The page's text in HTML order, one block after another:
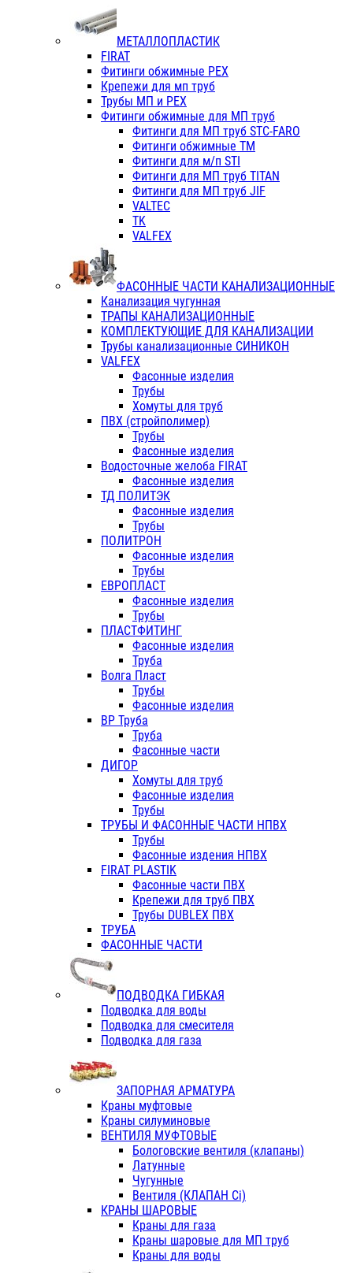
МЕТАЛЛОПЛАСТИК
FIRAT
Фитинги обжимные PEX
Крепежи для мп труб
Трубы МП и PEX
Фитинги обжимные для МП труб
Фитинги для МП труб STC-FARO
Фитинги обжимные ТМ
Фитинги для м/п STI
Фитинги для МП труб TITAN
Фитинги для МП труб JIF
VALTEC
TK
VALFEX
ФАСОННЫЕ ЧАСТИ КАНАЛИЗАЦИОННЫЕ
Канализация чугунная
ТРАПЫ КАНАЛИЗАЦИОННЫЕ
КОМПЛЕКТУЮЩИЕ ДЛЯ КАНАЛИЗАЦИИ
Трубы канализационные СИНИКОН
VALFEX
Фасонные изделия
Трубы
Хомуты для труб
ПВХ (стройполимер)
Трубы
Фасонные изделия
Водосточные желоба FIRAT
Фасонные изделия
ТД ПОЛИТЭК
Фасонные изделия
Трубы
ПОЛИТРОН
Фасонные изделия
Трубы
ЕВРОПЛАСТ
Фасонные изделия
Трубы
ПЛАСТФИТИНГ
Фасонные изделия
Труба
Волга Пласт
Трубы
Фасонные изделия
ВР Труба
Труба
Фасонные части
ДИГОР
Хомуты для труб
Фасонные изделия
Трубы
ТРУБЫ И ФАСОННЫЕ ЧАСТИ НПВХ
Трубы
Фасонные издения НПВХ
FIRAT PLASTIK
Фасонные части ПВХ
Крепежи для труб ПВХ
Трубы DUBLEX ПВХ
ТРУБА
ФАСОННЫЕ ЧАСТИ
ПОДВОДКА ГИБКАЯ
Подводка для воды
Подводка для смесителя
Подводка для газа
ЗАПОРНАЯ АРМАТУРА
Краны муфтовые
Краны силуминовые
ВЕНТИЛЯ МУФТОВЫЕ
Бологовские вентиля (клапаны)
Латунные
Чугунные
Вентиля (КЛАПАН Сi)
КРАНЫ ШАРОВЫЕ
Краны для газа
Краны шаровые для МП труб
Краны для воды